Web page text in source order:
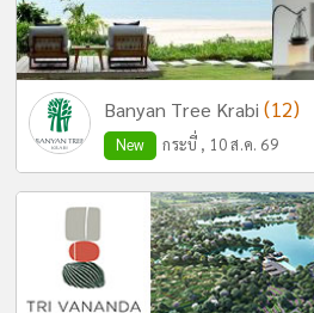
Banyan Tree Krabi(12)
New กระบี่ , 10 ส.ค. 69